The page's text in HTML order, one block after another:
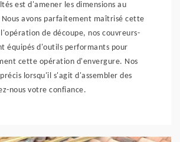
est d'amener les dimensions au
avons parfaitement maîtrisé cette
de découpe, nos couvreurs-
équipés d'outils performants pour
cette opération d'envergure. Nos
lorsqu'il s'agit d'assembler des
nous votre confiance.